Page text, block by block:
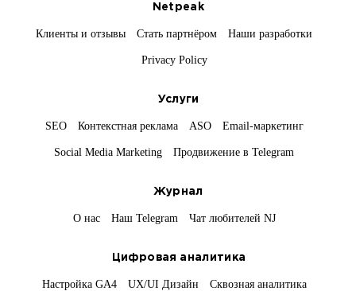
Netpeak
Клиенты и отзывы Стать партнёром Наши разработки
Privacy Policy
Услуги
SEO Контекстная реклама ASO Email-маркетинг
Social Media Marketing Продвижение в Telegram
Журнал
О нас Наш Telegram Чат любителей NJ
Цифровая аналитика
Настройка GA4 UX/UI Дизайн Сквозная аналитика